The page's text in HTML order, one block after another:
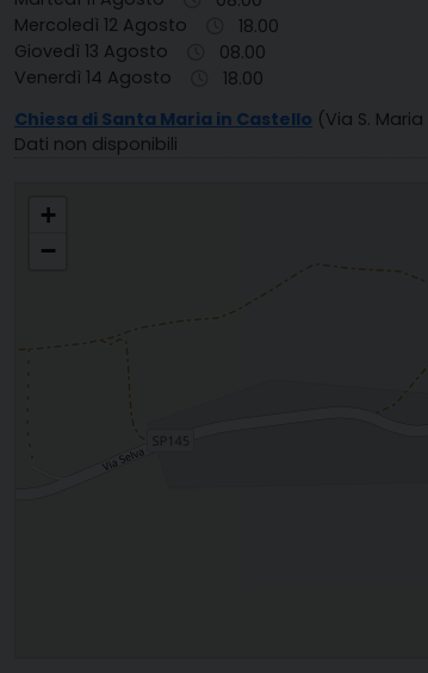
Mercoledì 12 Agosto
18.00
Giovedì 13 Agosto
08.00
Venerdì 14 Agosto
18.00
Chiesa di Santa Maria in Castello (Via S.
Dati non disponibili
+
−